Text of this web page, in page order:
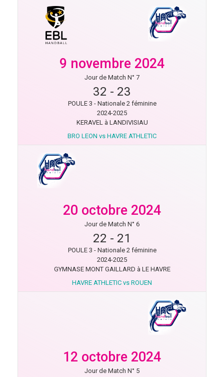
9 novembre 2024
Jour de Match N° 7
32 - 23
POULE 3 - Nationale 2 féminine
2024-2025
KERAVEL à LANDIVISIAU
BRO LEON vs HAVRE ATHLETIC
20 octobre 2024
Jour de Match N° 6
22 - 21
POULE 3 - Nationale 2 féminine
2024-2025
GYMNASE MONT GAILLARD à LE HAVRE
HAVRE ATHLETIC vs ROUEN
12 octobre 2024
Jour de Match N° 5